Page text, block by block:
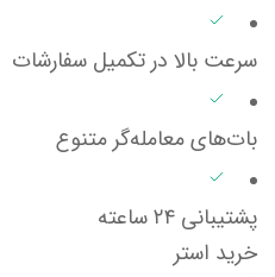
سرعت بالا در تکمیل سفارشات
بات‌های معامله‌گر متنوع
پشتیبانی ۲۴ ساعته
خرید استر